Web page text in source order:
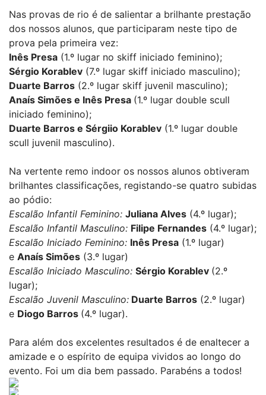
Nas provas de rio é de salientar a brilhante prestação
dos nossos alunos, que participaram neste tipo de
prova pela primeira vez:
Inês Presa (1.º lugar no skiff iniciado feminino);
Sérgio Korablev (7.º lugar skiff iniciado masculino);
Duarte Barros (2.º lugar skiff juvenil masculino);
Anaís Simões e Inês Presa (1.º lugar double scull
iniciado feminino);
Duarte Barros e Sérgiio Korablev (1.º lugar double
scull juvenil masculino).
Na vertente remo indoor os nossos alunos obtiveram
brilhantes classificações, registando-se quatro subidas
ao pódio:
Escalão Infantil Feminino: Juliana Alves (4.º lugar);
Escalão Infantil Masculino: Filipe Fernandes (4.º lugar);
Escalão Iniciado Feminino: Inês Presa (1.º lugar)
e Anaís Simões (3.º lugar)
Escalão Iniciado Masculino: Sérgio Korablev (2.º
lugar);
Escalão Juvenil Masculino: Duarte Barros (2.º lugar)
e Diogo Barros (4.º lugar).
Para além dos excelentes resultados é de enaltecer a
amizade e o espírito de equipa vividos ao longo do
evento. Foi um dia bem passado. Parabéns a todos!